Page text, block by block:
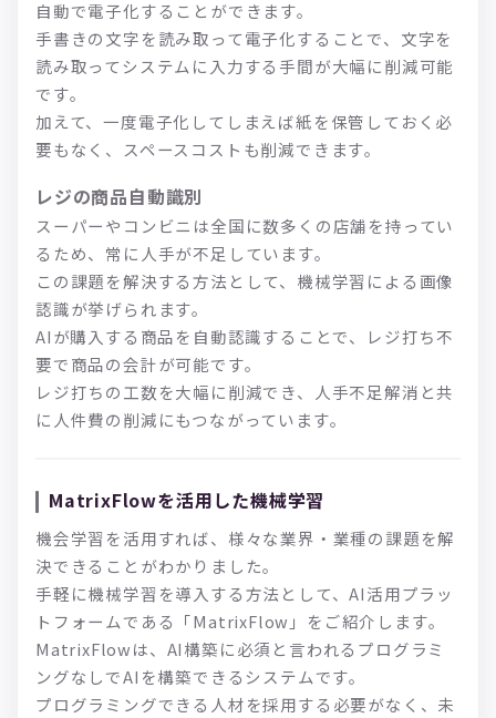
自動で電子化することができます。
手書きの文字を読み取って電子化することで、文字を
読み取ってシステムに入力する手間が大幅に削減可能
です。
加えて、一度電子化してしまえば紙を保管しておく必
要もなく、スペースコストも削減できます。
レジの商品自動識別
スーパーやコンビニは全国に数多くの店舗を持ってい
るため、常に人手が不足しています。
この課題を解決する方法として、機械学習による画像
認識が挙げられます。
AIが購入する商品を自動認識することで、レジ打ち不
要で商品の会計が可能です。
レジ打ちの工数を大幅に削減でき、人手不足解消と共
に人件費の削減にもつながっています。
MatrixFlowを活用した機械学習
機会学習を活用すれば、様々な業界・業種の課題を解
決できることがわかりました。
手軽に機械学習を導入する方法として、AI活用プラッ
トフォームである「MatrixFlow」をご紹介します。
MatrixFlowは、AI構築に必須と言われるプログラミ
ングなしでAIを構築できるシステムです。
プログラミングできる人材を採用する必要がなく、未